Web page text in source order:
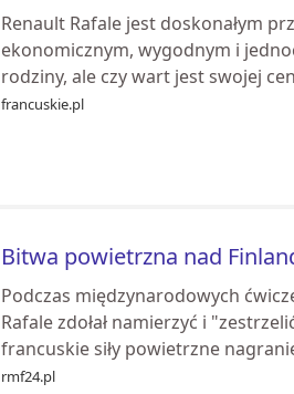
Renault Rafale jest doskonałym
ekonomicznym, wygodnym i
rodziny, ale czy wart jest swojej
francuskie.pl
Bitwa powietrzna nad
Podczas międzynarodowych
Rafale zdołał namierzyć i
francuskie siły powietrzne
rmf24.pl